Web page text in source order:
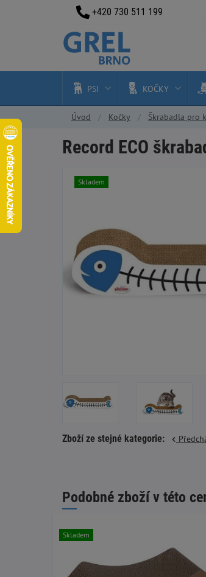
PSI KOČKY
Úvod Kočky Škrabadla pro
Record ECO
Skladem
Zboží ze stejné kategorie:
Podobné zboží v této
Skladem
+420 730 511 199